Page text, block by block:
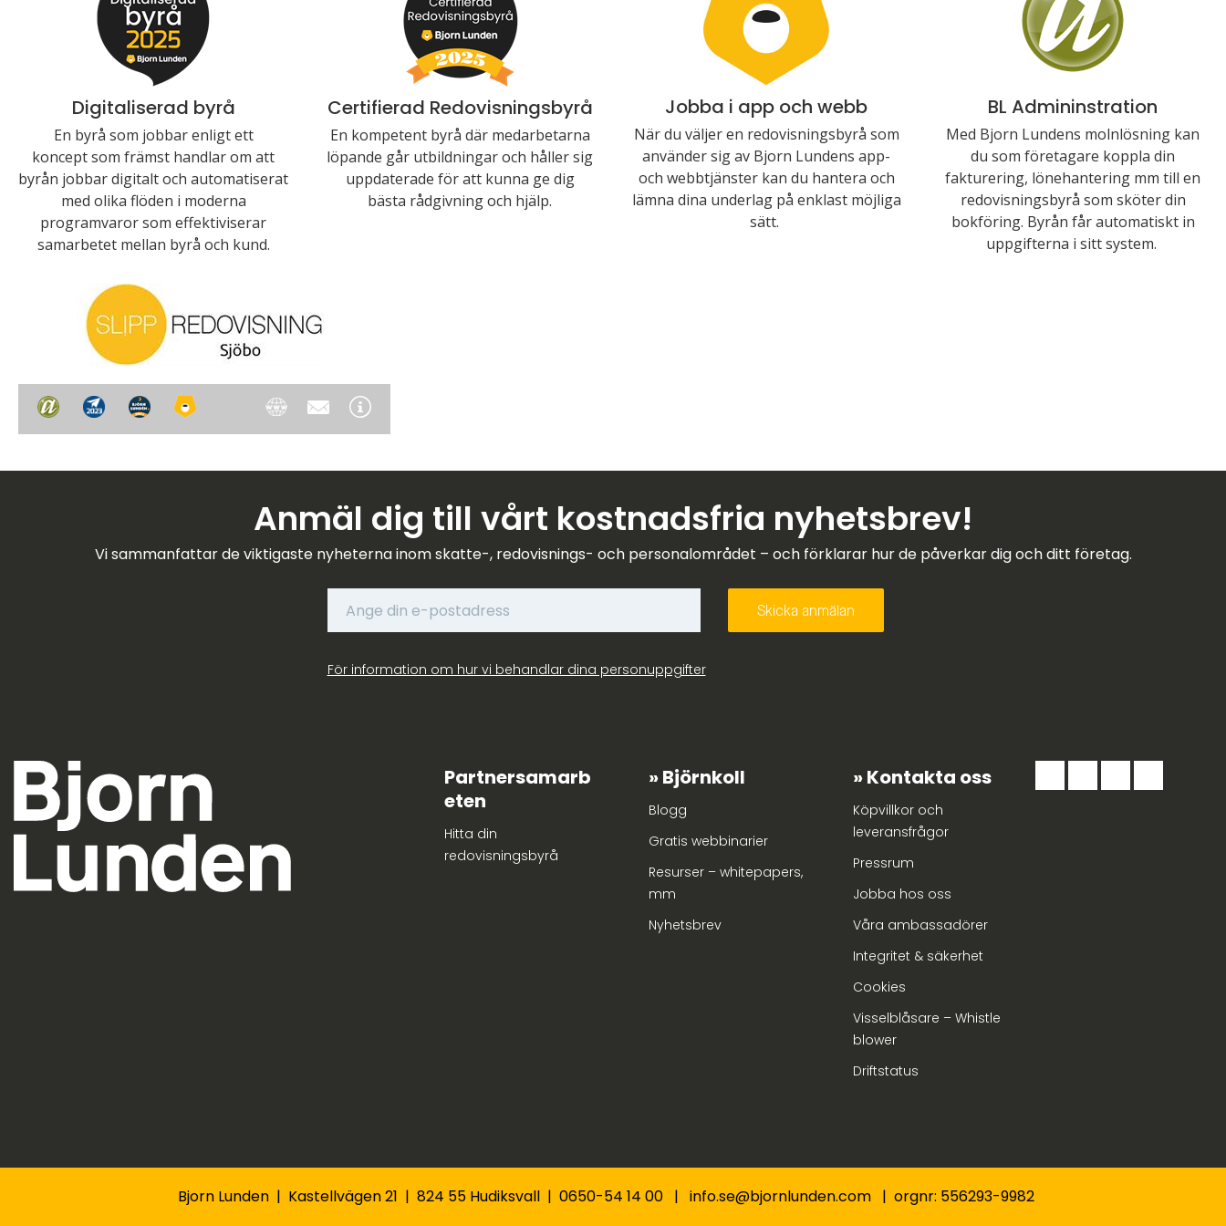
Digitaliserad byrå
En byrå som jobbar enligt ett
koncept som främst handlar om att
byrån jobbar digitalt och automatiserat
med olika flöden i moderna
programvaror som effektiviserar
samarbetet mellan byrå och kund.
Certifierad Redovisningsbyrå
En kompetent byrå där medarbetarna
löpande går utbildningar och håller sig
uppdaterade för att kunna ge dig
bästa rådgivning och hjälp.
Jobba i app och webb
När du väljer en redovisningsbyrå som
använder sig av Bjorn Lundens app-
och webbtjänster kan du hantera och
lämna dina underlag på enklast möjliga
sätt.
BL Admininstration
Med Bjorn Lundens molnlösning kan
du som företagare koppla din
fakturering, lönehantering mm till en
redovisningsbyrå som sköter din
bokföring. Byrån får automatiskt in
uppgifterna i sitt system.
Anmäl dig till vårt kostnadsfria nyhetsbrev!
Vi sammanfattar de viktigaste nyheterna inom skatte-, redovisnings- och personalområdet – och förklarar hur de påverkar dig och ditt företag.
För information om hur vi behandlar dina personuppgifter
Partnersamarb
eten
Hitta din
redovisningsbyrå
Björnkoll
Blogg
Gratis webbinarier
Resurser – whitepapers,
mm
Nyhetsbrev
Kontakta oss
Köpvillkor och
leveransfrågor
Pressrum
Jobba hos oss
Våra ambassadörer
Integritet & säkerhet
Cookies
Visselblåsare – Whistle
blower
Driftstatus
Bjorn Lunden | Kastellvägen 21 | 824 55 Hudiksvall | 0650-54 14 00 | info.se@bjornlunden.com | orgnr: 556293-9982